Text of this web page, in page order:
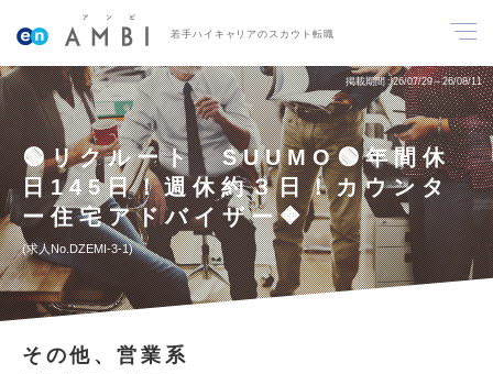
若手ハイキャリアのスカウト転職
掲載期間 26/07/29～26/08/11
🟢リクルート SUUMO🟢年間休
日145日！週休約３日！カウンタ
ー住宅アドバイザー🔶
求人No.DZEMI-3-1
その他、営業系